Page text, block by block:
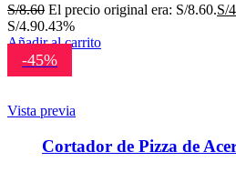
S/8.60 El precio original era: S/8.60.S/
S/4.90.43%
Añadir al carrito
-45%
Vista previa
Cortador de Pizza de